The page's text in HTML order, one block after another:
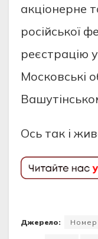
акціонерне
російської
реєстрацію
Московські
Ось так і
Джерело: